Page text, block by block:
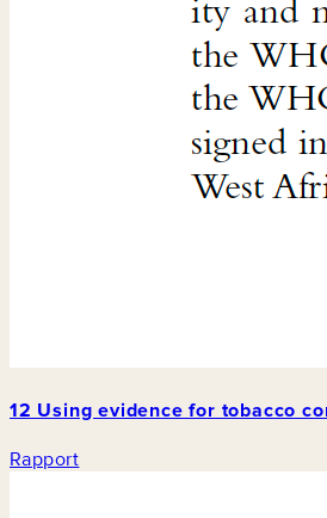
12 Using evidence for tobacco
Rapport